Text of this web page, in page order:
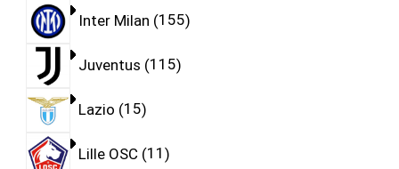
Inter Milan 155
Juventus 115
Lazio 15
Lille OSC 11